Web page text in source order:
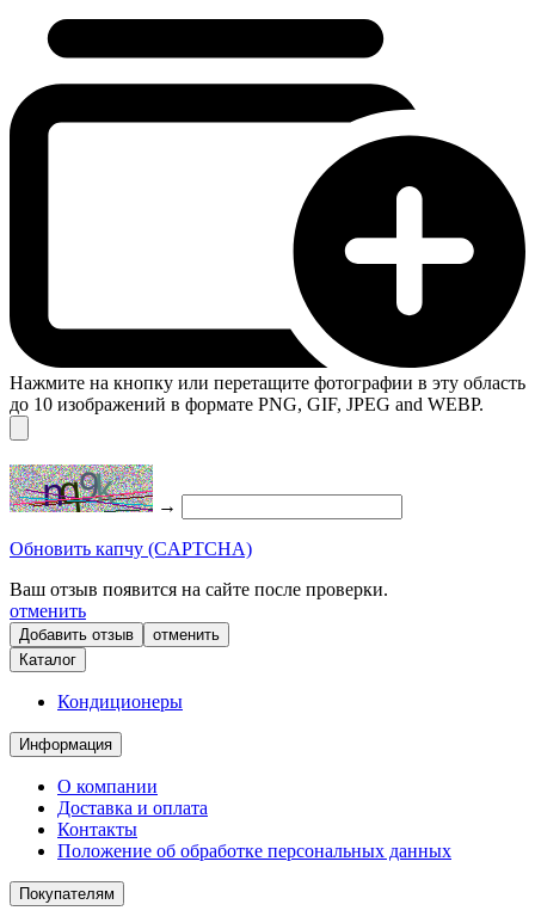
Нажмите на кнопку или перетащите фотографии в эту область
до 10 изображений в формате PNG, GIF, JPEG and WEBP.
→
Обновить капчу (CAPTCHA)
Ваш отзыв появится на сайте после проверки.
отменить
отменить
Каталог
Кондиционеры
Информация
О компании
Доставка и оплата
Контакты
Положение об обработке персональных данных
Покупателям